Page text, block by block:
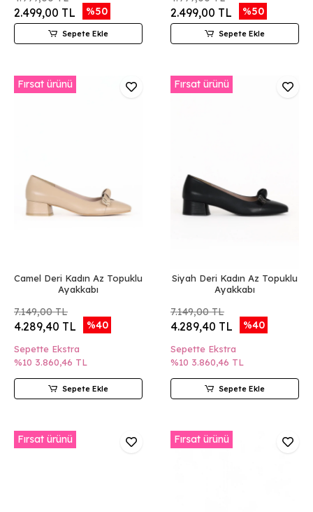
2.499,00 TL %50
Sepete Ekle
2.499,00 TL %50
Sepete Ekle
Fırsat ürünü
Camel Deri Kadın Az Topuklu
Ayakkabı
7.149,00 TL
4.289,40 TL %40
Sepette Ekstra
%10 3.860,46 TL
Sepete Ekle
Fırsat ürünü
Siyah Deri Kadın Az Topuklu
Ayakkabı
7.149,00 TL
4.289,40 TL %40
Sepette Ekstra
%10 3.860,46 TL
Sepete Ekle
Fırsat ürünü Fırsat ürünü